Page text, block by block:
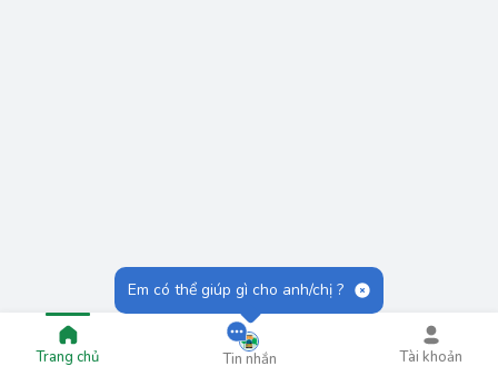
Trang chủ
Em có thể giúp gì cho anh/chị ?
Tin nhắn Tài khoản